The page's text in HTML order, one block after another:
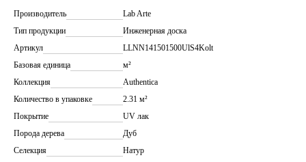
Производитель
Lab Arte
Тип продукции
Инженерная доска
Артикул
LLNN141501500UlS4Kolt
Базовая единица
м²
Коллекция
Authentica
Количество в упаковке
2.31 м²
Покрытие
UV лак
Порода дерева
Дуб
Селекция
Натур